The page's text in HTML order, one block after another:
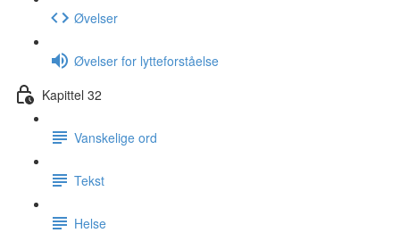
Øvelser
Øvelser for lytteforståelse
Kapittel 32
Vanskelige ord
Tekst
Helse